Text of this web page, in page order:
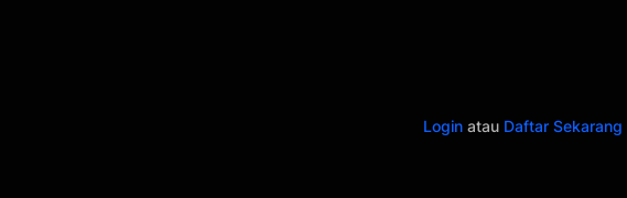
Login atau Daftar Sekarang